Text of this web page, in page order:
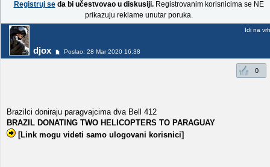
Registruj seda bi učestvovao u diskusiji.Registrovanim korisnicima se NE
prikazuju reklame unutar poruka.
djox Poslao: 28 Mar 2020 16:38
Idi na vrh
0
Brazilci doniraju paragvajcima dva Bell 412
BRAZIL DONATING TWO HELICOPTERS TO PARAGUAY
[Link mogu videti samo ulogovani korisnici]